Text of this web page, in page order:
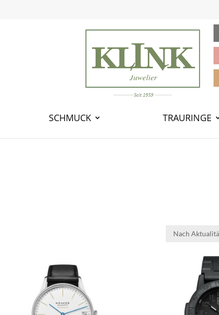
SCHMUCK TRAURINGE